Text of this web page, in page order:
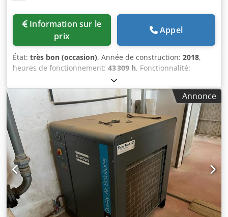
prix
Appel
État: très bon (occasion), Année de construction: 2018,
heures de fonctionnement: 43 309 h, Fonctionnalité:
, Compresseur à vis Atlas Copco
GA75VSD+FF Convertisseur de fréquence et sécheur
intégrés 75 kW Djdpfx Ahjzp Urwohjkr 12,75 bars 15,50
m³/min Année de fabrication : 2018 Heures de
fonctionnement : 43 309
Annonce